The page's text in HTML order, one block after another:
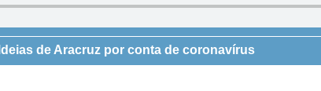
de Aracruz por conta de coronavírus